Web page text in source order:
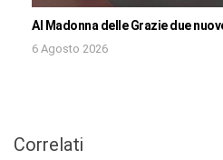
Al Madonna delle Grazie due
6 Agosto 2026
Correlati